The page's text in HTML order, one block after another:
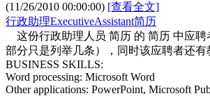
(11/26/2010 00:00:00) [查看全文]
行政助理ExecutiveAssistant简历
这份行政助理人员 简历 的 简历 中应聘
部分只是列举几条），同时该应聘者还
BUSINESS SKILLS:
Word processing: Microsoft Word
Other applications: PowerPoint, Microsoft